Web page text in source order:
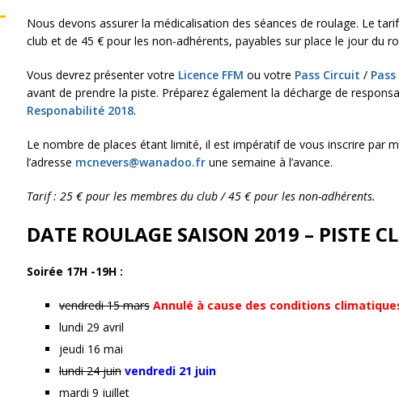
Nous devons assurer la médicalisation des séances de roulage. Le
club et de 45 € pour les non-adhérents, payables sur place le jour du
Vous devrez présenter votre Licence FFM ou votre Pass Circuit /
avant de prendre la piste. Préparez également la décharge de
Responabilité 2018.
Le nombre de places étant limité, il est impératif de vous inscrire par
l’adresse mcnevers@wanadoo.frune semaine à l’avance.
Tarif : 25 € pour les membres du club / 45 € pour les non-adhérents.
DATE ROULAGE SAISON 2019 – PISTE
Soirée 17H -19H :
vendredi 15 marsAnnulé à cause des conditions
lundi 29 avril
jeudi 16 mai
lundi 24 juin vendredi 21 juin
mardi 9 juillet